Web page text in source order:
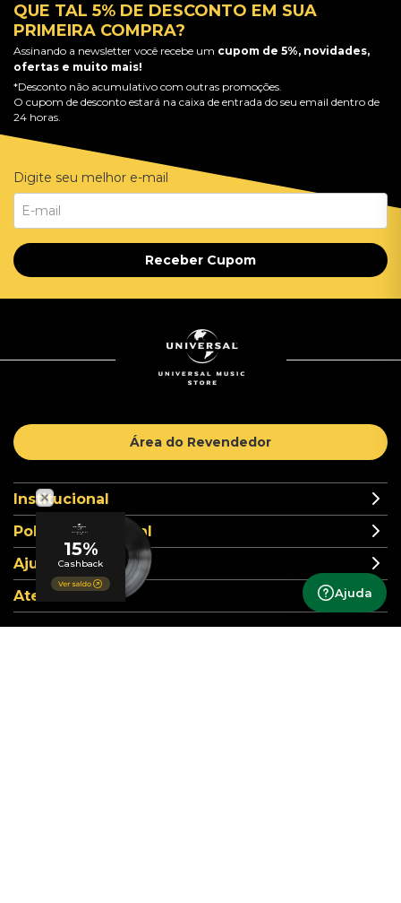
Ajuda
QUE TAL 5% DE DESCONTO EM SUA
PRIMEIRA COMPRA?
Assinando a newsletter você recebe um cupom de 5%, novidades,
ofertas e muito mais!
*Desconto não acumulativo com outras promoções.
O cupom de desconto estará na caixa de entrada do seu email dentro de
24 horas.
Digite seu melhor e-mail
Receber Cupom
Área do Revendedor
Institucional
Política comercial
Ajuda
Atendimento